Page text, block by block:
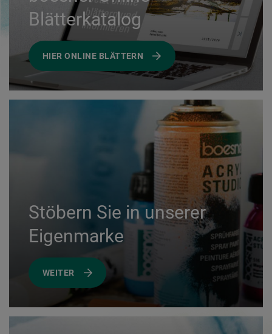
Blätterkatalog
HIER ONLINE BLÄTTERN
Stöbern Sie in unserer
Eigenmarke
WEITER